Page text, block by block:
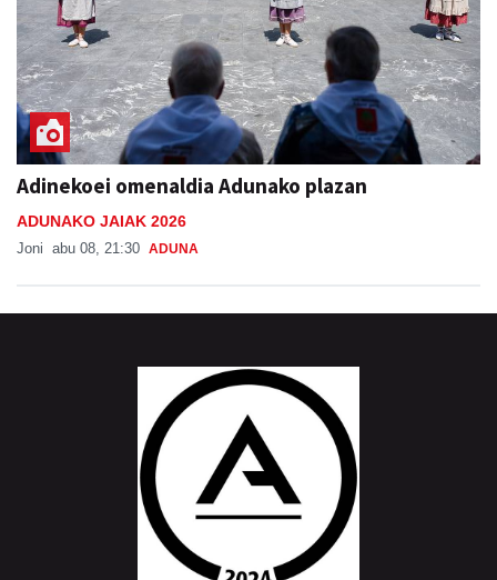
Adinekoei omenaldia Adunako plazan
ADUNAKO JAIAK 2026
Joni abu 08, 21:30 ADUNA